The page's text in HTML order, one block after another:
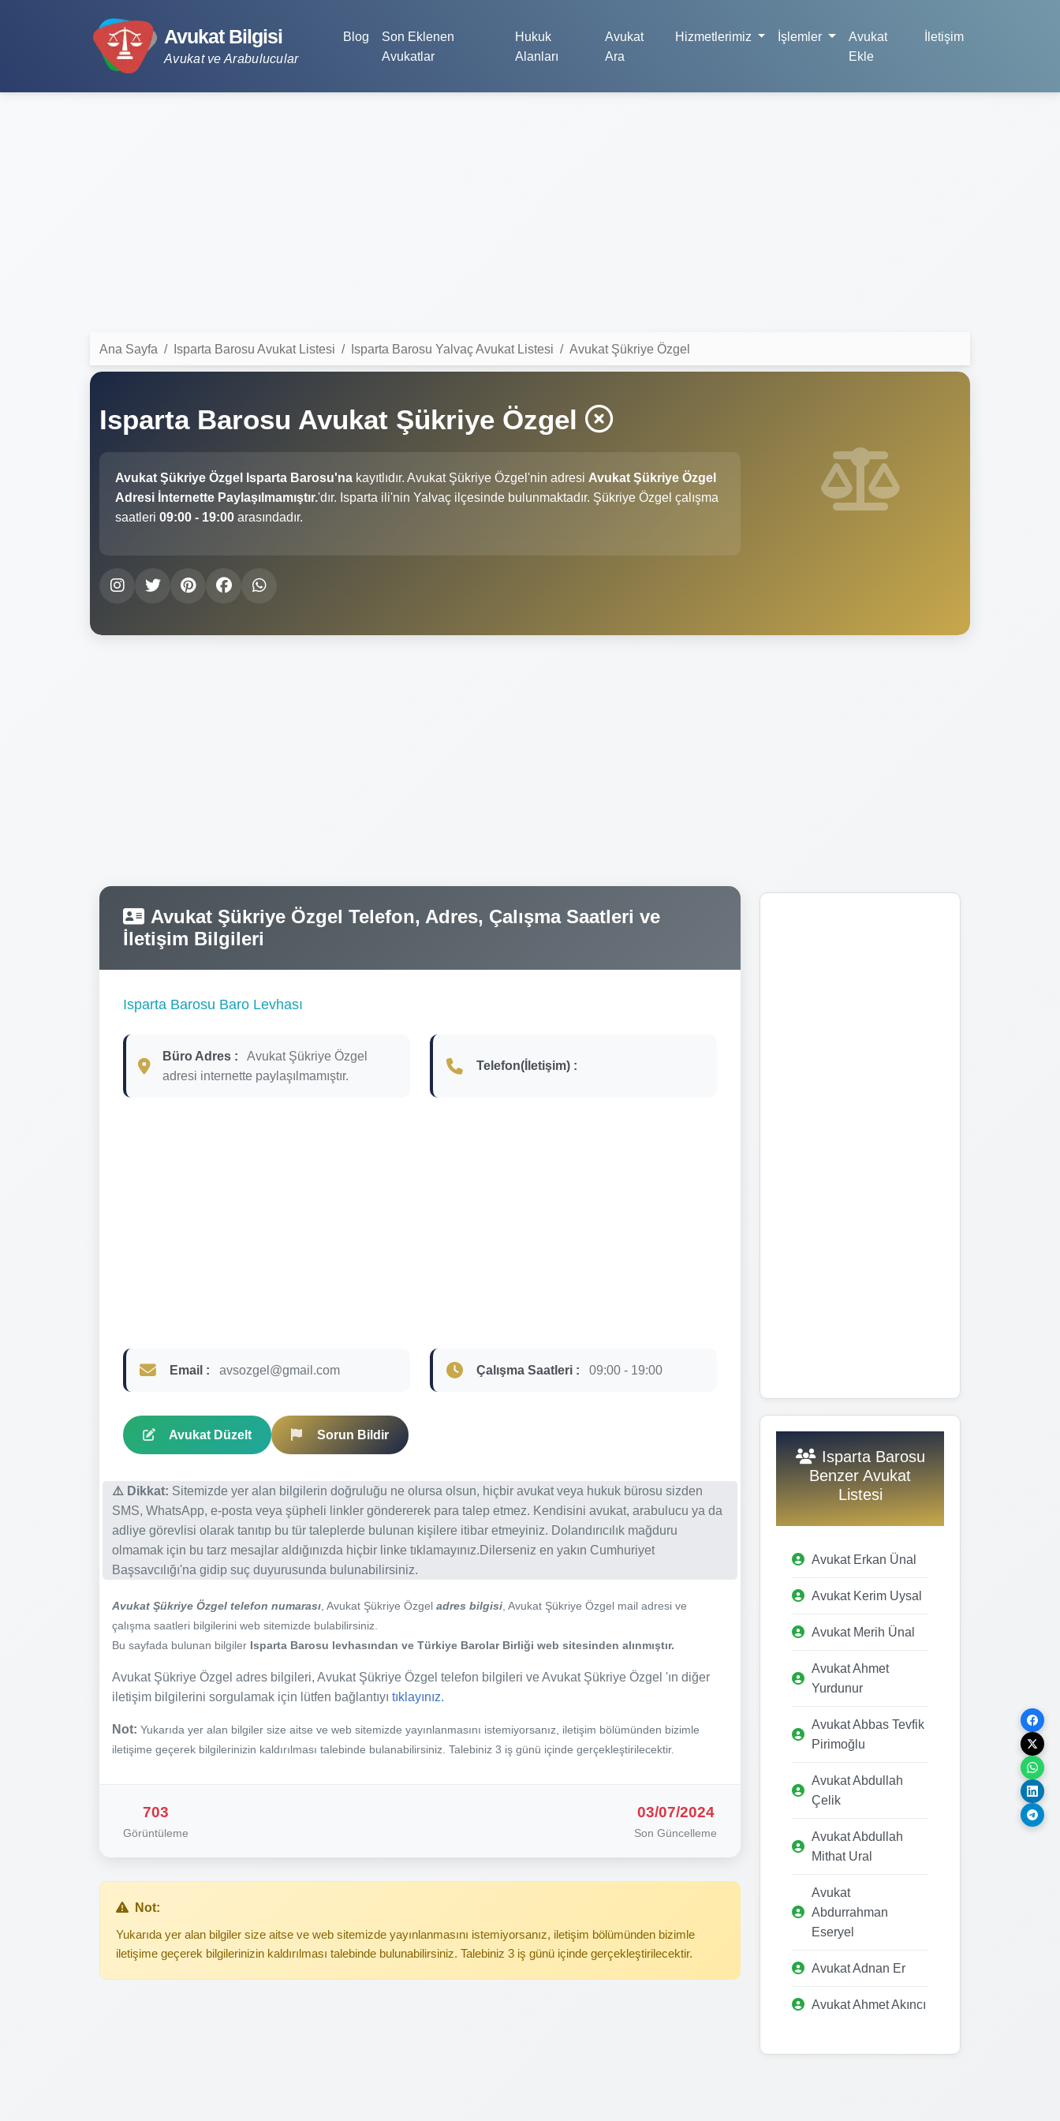
Avukat Bilgisi
Avukat ve Arabulucular
Blog
Son Eklenen
Avukatlar
Hukuk
Alanları
Avukat
Ara
Hizmetlerimiz İşlemler
Avukat
Ekle
İletişim
Ana Sayfa Isparta Barosu Avukat Listesi Isparta Barosu Yalvaç Avukat Listesi Avukat Şükriye Özgel
Isparta Barosu Avukat Şükriye Özgel
Avukat Şükriye Özgel Isparta Barosu'na kayıtlıdır. Avukat Şükriye Özgel'nin adresi Avukat Şükriye Özgel
Adresi İnternette Paylaşılmamıştır.'dır. Isparta ili'nin Yalvaç ilçesinde bulunmaktadır. Şükriye Özgel çalışma
saatleri 09:00 - 19:00 arasındadır.
Avukat Şükriye Özgel Telefon, Adres, Çalışma Saatleri ve
İletişim Bilgileri
Isparta Barosu Baro Levhası
Büro Adres :
Avukat Şükriye Özgel
adresi internette paylaşılmamıştır.
Telefon(İletişim) :
Email : avsozgel@gmail.com Çalışma Saatleri : 09:00 - 19:00
Avukat Düzelt Sorun Bildir
⚠️ Dikkat: Sitemizde yer alan bilgilerin doğruluğu ne olursa olsun, hiçbir avukat veya hukuk bürosu sizden
SMS, WhatsApp, e-posta veya şüpheli linkler göndererek para talep etmez. Kendisini avukat, arabulucu ya da
adliye görevlisi olarak tanıtıp bu tür taleplerde bulunan kişilere itibar etmeyiniz. Dolandırıcılık mağduru
olmamak için bu tarz mesajlar aldığınızda hiçbir linke tıklamayınız.Dilerseniz en yakın Cumhuriyet
Başsavcılığı'na gidip suç duyurusunda bulunabilirsiniz.
Avukat Şükriye Özgel telefon numarası , Avukat Şükriye Özgel adres bilgisi , Avukat Şükriye Özgel mail adresi ve
çalışma saatleri bilgilerini web sitemizde bulabilirsiniz.
Bu sayfada bulunan bilgiler Isparta Barosu levhasından ve Türkiye Barolar Birliği web sitesinden alınmıştır.
Avukat Şükriye Özgel adres bilgileri, Avukat Şükriye Özgel telefon bilgileri ve Avukat Şükriye Özgel 'ın diğer
iletişim bilgilerini sorgulamak için lütfen bağlantıyı tıklayınız.
Not: Yukarıda yer alan bilgiler size aitse ve web sitemizde yayınlanmasını istemiyorsanız, iletişim bölümünden bizimle
iletişime geçerek bilgilerinizin kaldırılması talebinde bulanabilirsiniz. Talebiniz 3 iş günü içinde gerçekleştirilecektir.
703
Görüntüleme
03/07/2024
Son Güncelleme
Not:
Yukarıda yer alan bilgiler size aitse ve web sitemizde yayınlanmasını istemiyorsanız, iletişim bölümünden bizimle
iletişime geçerek bilgilerinizin kaldırılması talebinde bulunabilirsiniz. Talebiniz 3 iş günü içinde gerçekleştirilecektir.
Isparta Barosu
Benzer Avukat
Listesi
Avukat Erkan Ünal
Avukat Kerim Uysal
Avukat Merih Ünal
Avukat Ahmet
Yurdunur
Avukat Abbas Tevfik
Pirimoğlu
Avukat Abdullah
Çelik
Avukat Abdullah
Mithat Ural
Avukat
Abdurrahman
Eseryel
Avukat Adnan Er
Avukat Ahmet Akıncı